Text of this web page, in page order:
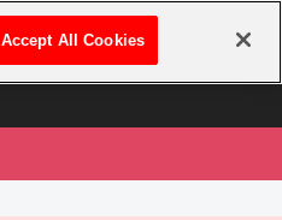
ログイン・新規登録
Accept All Cookies